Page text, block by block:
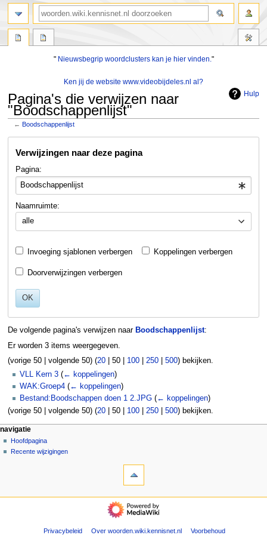
" Nieuwsbegrip woordclusters kan je hier vinden."
Ken jij de website www.videobijdeles.nl al?
Hulp
Pagina's die verwijzen naar
"Boodschappenlijst"
←Boodschappenlijst
navigatie
zoeken
Verwijzingen naar deze pagina
Pagina:
Naamruimte:
alle
Invoeging sjablonen verbergen Koppelingen verbergen
Doorverwijzingen verbergen
OK
De volgende pagina's verwijzen naar Boodschappenlijst:
Er worden 3 items weergegeven.
(vorige 50| volgende 50) (20| 50| 100| 250| 500) bekijken.
VLL Kern 3 (← koppelingen)
WAK:Groep4 (← koppelingen)
Bestand:Boodschappen doen 1 2.JPG (← koppelingen)
(vorige 50| volgende 50) (20| 50| 100| 250| 500) bekijken.
N
a
v
a
pagina-handelingen
pagina
overleg
persoonlijke hulpmiddelen
aanmelden
navigatie
Hoofdpagina
Recente wijzigingen
zoeken
navigatie
Privacybeleid Over woorden.wiki.kennisnet.nl Voorbehoud